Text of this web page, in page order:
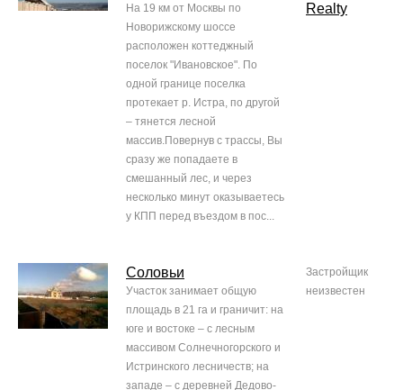
На 19 км от Москвы по
Новорижскому шоссе
расположен коттеджный
поселок "Ивановское". По
одной границе поселка
протекает р. Истра, по другой
– тянется лесной
массив.Повернув с трассы, Вы
сразу же попадаете в
смешанный лес, и через
несколько минут оказываетесь
у КПП перед въездом в пос...
Realty
Соловьи
Участок занимает общую
площадь в 21 га и граничит: на
юге и востоке – с лесным
массивом Солнечногорского и
Истринского лесничеств; на
западе – с деревней Дедово-
Застройщик
неизвестен